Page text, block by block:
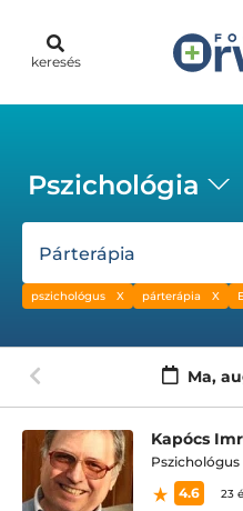
keresés
Pszichológia
Párterápia
pszichológus párterápia
Ma,
Kapócs
Pszichológus
4.6
23